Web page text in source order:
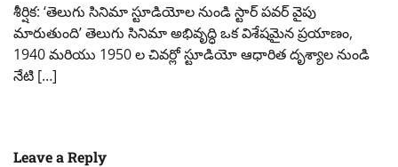
శీర్షిక: ‘తెలుగు సినిమా స్టూడియోల నుండి స్టార్ పవర్ వైపు
మారుతుంది’ తెలుగు సినిమా అభివృద్ధి ఒక విశేషమైన ప్రయాణం,
1940 మరియు 1950 ల చివర్లో స్టూడియో ఆధారిత దృశ్యాల నుండి
నేటి […]
Leave a Reply